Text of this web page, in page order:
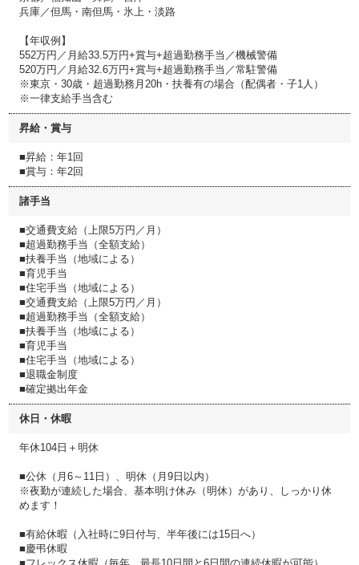
兵庫／但馬・南但馬・氷上・淡路
【年収例】
552万円／月給33.5万円+賞与+超過勤務手当／機械警備
520万円／月給32.6万円+賞与+超過勤務手当／常駐警備
※東京・30歳・超過勤務月20h・扶養有の場合（配偶者・子1人）
※一律支給手当含む
昇給・賞与
■昇給：年1回
■賞与：年2回
諸手当
■交通費支給（上限5万円／月）
■超過勤務手当（全額支給）
■扶養手当（地域による）
■育児手当
■住宅手当（地域による）
■交通費支給（上限5万円／月）
■超過勤務手当（全額支給）
■扶養手当（地域による）
■育児手当
■住宅手当（地域による）
■退職金制度
■確定拠出年金
休日・休暇
年休104日＋明休
■公休（月6～11日）、明休（月9日以内）
※夜勤が連続した場合、基本明け休み（明休）があり、しっかり休
めます！
■有給休暇（入社時に9日付与、半年後には15日へ）
■慶弔休暇